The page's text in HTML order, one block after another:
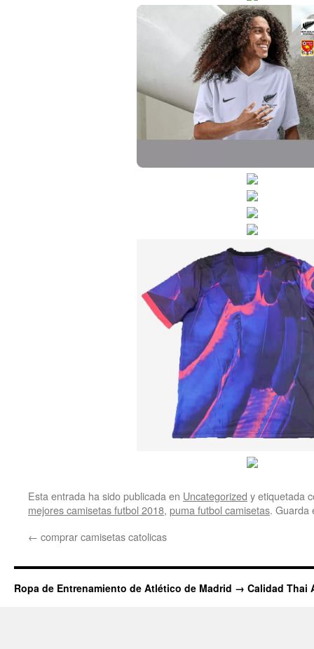
Esta entrada ha sido publicada en Uncategorized y etiquetada
mejores camisetas futbol 2018, puma futbol camisetas. Guarda
← comprar camisetas catolicas
Ropa de Entrenamiento de Atlético de Madrid → Calidad Thai